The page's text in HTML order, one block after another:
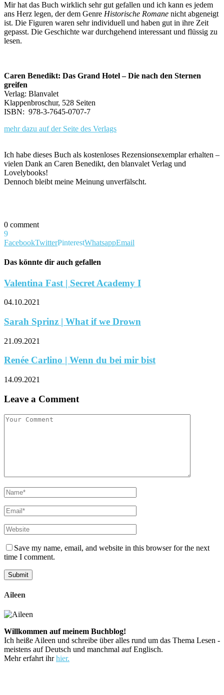
Mir hat das Buch wirklich sehr gut gefallen und ich kann es jedem
ans Herz legen, der dem Genre Historische Romane nicht abgeneigt
ist. Die Figuren waren sehr individuell und haben gut in ihre Zeit
gepasst. Die Geschichte war durchgehend interessant und flüssig zu
lesen.
Caren Benedikt: Das Grand Hotel – Die nach den Sternen
greifen
Verlag: Blanvalet
Klappenbroschur, 528 Seiten
ISBN: 978-3-7645-0707-7
mehr dazu auf der Seite des Verlags
Ich habe dieses Buch als kostenloses Rezensionsexemplar erhalten –
vielen Dank an Caren Benedikt, den blanvalet Verlag und
Lovelybooks!
Dennoch bleibt meine Meinung unverfälscht.
0 comment
9
FacebookTwitterPinterestWhatsappEmail
Das könnte dir auch gefallen
Valentina Fast | Secret Academy I
04.10.2021
Sarah Sprinz | What if we Drown
21.09.2021
Renée Carlino | Wenn du bei mir bist
14.09.2021
Leave a Comment
Save my name, email, and website in this browser for the next
time I comment.
Aileen
Willkommen auf meinem Buchblog!
Ich heiße Aileen und schreibe über alles rund um das Thema Lesen -
meistens auf Deutsch und manchmal auf Englisch.
Mehr erfahrt ihrhier.